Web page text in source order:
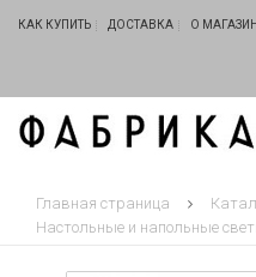
КАК КУПИТЬ ДОСТАВКА О
Главная страница
Настольные и напольные